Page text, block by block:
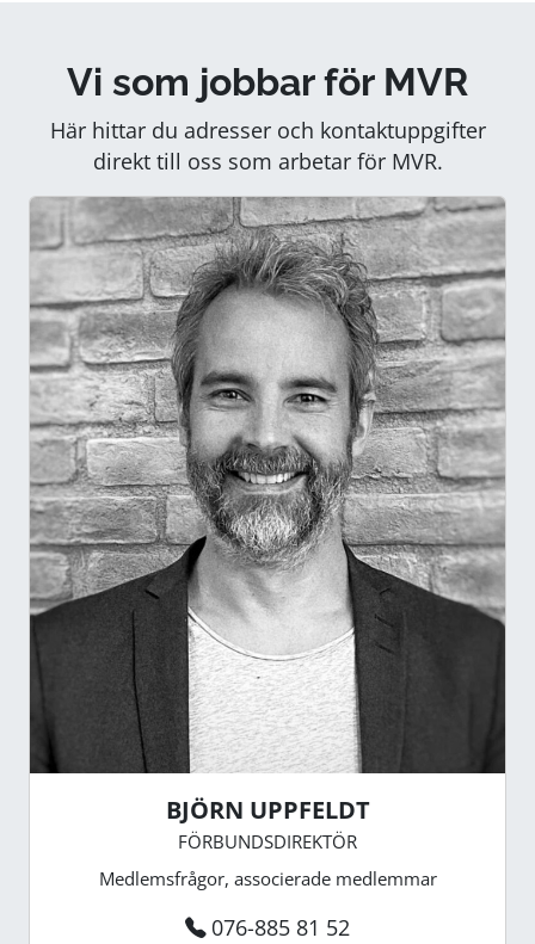
Vi som jobbar för MVR
Här hittar du adresser och kontaktuppgifter
direkt till oss som arbetar för MVR.
BJÖRN UPPFELDT
FÖRBUNDSDIREKTÖR
Medlemsfrågor, associerade medlemmar
076-885 81 52